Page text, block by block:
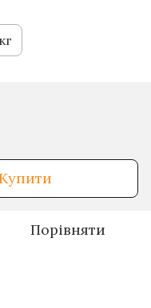
Порівняти